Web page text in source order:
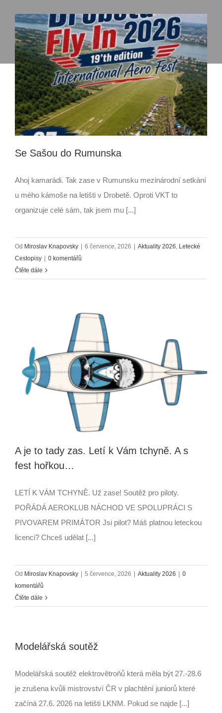
Se Sašou do Rumunska
Ahoj kamarádi. Tak zase v Rumunsku mezinárodní setkání
u mého kámoše na letišti v Drobetě. Oproti VKT to
organizuje celé sám, tak jsem mu [...]
Od Miroslav Knapovsky 6 července, 2026 Aktuality 2026, Letecké
Cestopisy
0 komentářů
Čtěte dále
A je to tady zas. Letí k Vám tchyně. A s
fest hořkou…
LETÍ K VÁM TCHYNĚ. Už zase! Soutěž pro piloty.
POŘÁDÁ AEROKLUB NÁCHOD VE SPOLUPRÁCI S
PIVOVAREM PRIMÁTOR Jsi pilot? Máš platnou leteckou
licenci? Chceš udělat [...]
Od Miroslav Knapovsky | 5 července, 2026 | Aktuality 2026 | 0
komentářů
Čtěte dále
Modelářská soutěž
Modelářská soutěž elektrovětroňů která měla být 27.-28.6
je zrušena kvůli mistrovství ČR v plachtění juniorů které
začíná 27.6. 2026 na letišti LKNM. Pokud se najde [...]